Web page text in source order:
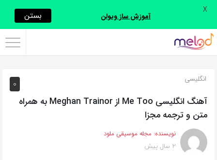
اشتراک
با
روش‌های
زیر
این
صفحه
0 انگلیسی
آهنگ انگلیسی Me Too از Meghan Trainor به همراه
متن و ترجمه مجزا
نویسنده: مجله موسیقی ملود
2 سال پیش
آموزش ساز ویولن بستن X